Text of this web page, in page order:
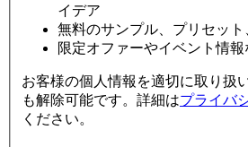
イデア
無料のサンプル、プリセット
限定オファーやイベント情報
お客様の個人情報を適切に取り扱
も解除可能です。詳細はプライバ
ください。